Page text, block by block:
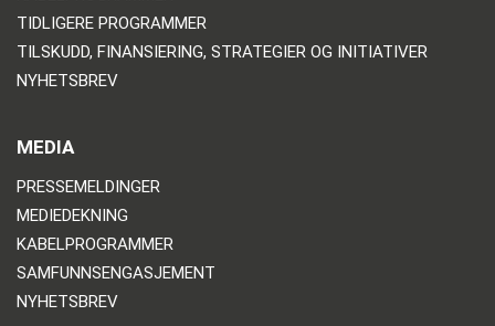
TIDLIGERE PROGRAMMER
TILSKUDD, FINANSIERING, STRATEGIER OG INITIATIVER
NYHETSBREV
MEDIA
PRESSEMELDINGER
MEDIEDEKNING
KABELPROGRAMMER
SAMFUNNSENGASJEMENT
NYHETSBREV